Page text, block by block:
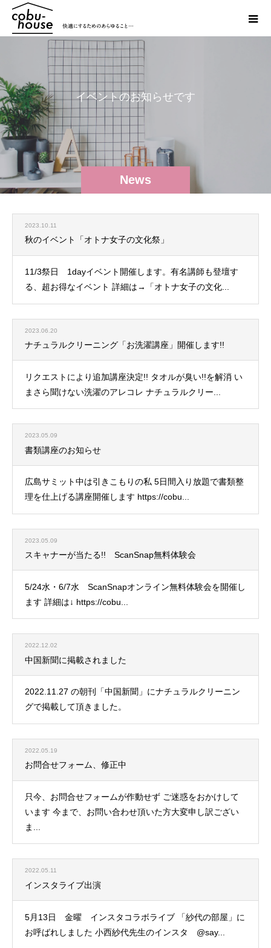
News
イベントのお知 らせです
2023.10.11
秋のイベント「オトナ女子の文化祭」
11/3祭日 1dayイベント開催します。有名講師も登壇す
る、超お得なイベント 詳細は→「オトナ女子の文化...
2023.06.20
ナチュラルクリーニング「お洗濯講座」開催します!!
リクエストにより追加講座決定!! タオルが臭い!!を解消 い
まさら聞けない洗濯のアレコレ ナチュラルクリー...
2023.05.09
書類講座のお知らせ
広島サミット中は引きこもりの私 5日間入り放題で書類整
理を仕上げる講座開催します https://cobu...
2023.05.09
スキャナーが当たる!! ScanSnap無料体験会
5/24水・6/7水 ScanSnapオンライン無料体験会を開催し
ます 詳細は↓ https://cobu...
2022.12.02
中国新聞に掲載されました
2022.11.27 の朝刊「中国新聞」にナチュラルクリーニン
グで掲載して頂きました。
2022.05.19
お問合せフォーム、修正中
只今、お問合せフォームが作動せず ご迷惑をおかけして
います 今まで、お問い合わせ頂いた方大変申し訳ござい
ま...
2022.05.11
インスタライブ出演
5月13日 金曜 インスタコラボライブ 「紗代の部屋」に
お呼ばれしました 小西紗代先生のインスタ @say...